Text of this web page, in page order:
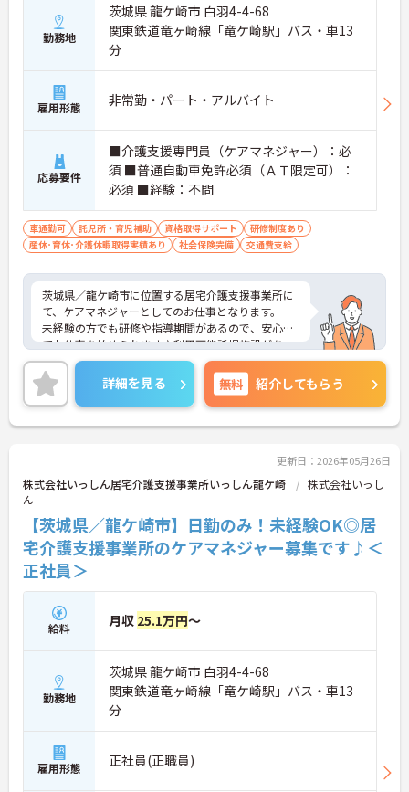
勤務地
茨城県 龍ケ崎市 白羽4-4-68
関東鉄道竜ヶ崎線「竜ケ崎駅」バス・車13
分
雇用形態 非常勤・パート・アルバイト
応募要件
■介護支援専門員（ケアマネジャー）：必
須 ■普通自動車免許必須（ＡＴ限定可）：
必須 ■経験：不問
車通勤可 託児所・育児補助 資格取得サポート
研修制度あり
産休･育休･介護休暇取得実績あり
社会保険完備 交通費支給
茨城県／龍ケ崎市に位置する居宅介護支援事業所に
て、ケアマネジャーとしてのお仕事となります。
未経験の方でも研修や指導期間があるので、安心し
てお仕事を始められます♪利用可能託児施設があ
り、育児休業もあるので、お子様がいらっしゃる方
も安心してお仕事できます！
ご興味ある方は面接ポイントをお伝えしますので、
お気軽にお問い合わせください♪
詳細を見る 無料 紹介してもらう
更新日：2026年05月26日
株式会社いっしん居宅介護支援事業所いっしん龍ケ崎
株式会社いっし
ん
【茨城県／龍ケ崎市】日勤のみ！未経験OK◎居
宅介護支援事業所のケアマネジャー募集です♪＜
正社員＞
給料 月収 25.1万円～
勤務地
茨城県 龍ケ崎市 白羽4-4-68
関東鉄道竜ヶ崎線「竜ケ崎駅」バス・車13
分
雇用形態 正社員(正職員)